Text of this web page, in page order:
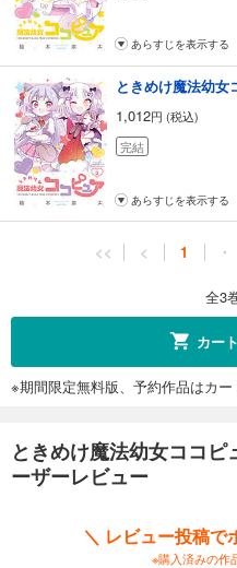
あらすじを表示する
ときめけ魔法幼女
1,012円 (税込)
完結
あらすじを表示する
<< < 1 ・
全3
カー
※期間限定無料版、予約作品はカ
ときめけ魔法幼女ココ
ーザーレビュー
＼ レビュー投稿で
※購入済みの作